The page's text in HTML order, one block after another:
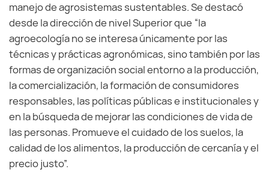
manejo de agrosistemas sustentables. Se destacó
desde la dirección de nivel Superior que “la
agroecología no se interesa únicamente por las
técnicas y prácticas agronómicas, sino también por las
formas de organización social entorno a la producción,
la comercialización, la formación de consumidores
responsables, las políticas públicas e institucionales y
en la búsqueda de mejorar las condiciones de vida de
las personas. Promueve el cuidado de los suelos, la
calidad de los alimentos, la producción de cercanía y el
precio justo”.